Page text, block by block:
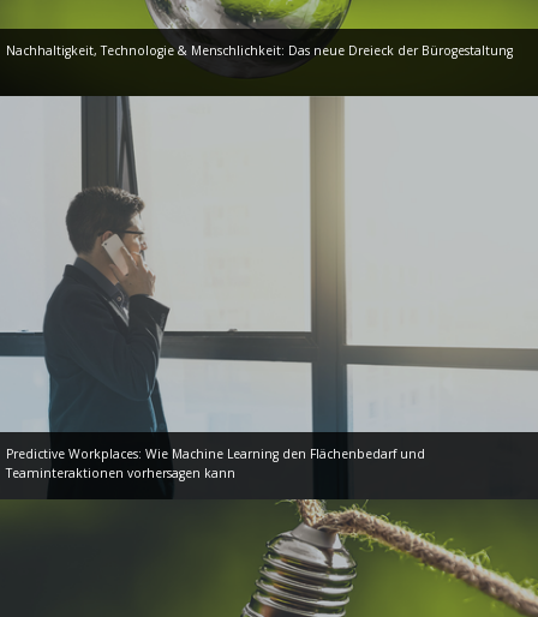
Nachhaltigkeit, Technologie & Menschlichkeit: Das neue Dreieck der Bürogestaltung
Predictive Workplaces: Wie Machine Learning den Flächenbedarf und
Teaminteraktionen vorhersagen kann